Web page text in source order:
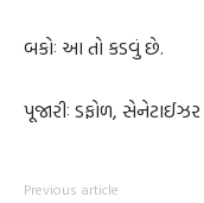
બકોઃ આ તો કડવું છે.
પૂજારીઃ ડફોળ,
Previous article